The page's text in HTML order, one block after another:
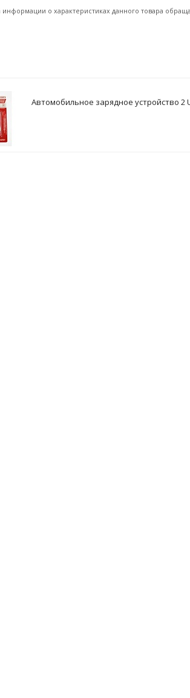
о характеристиках данного товара
Автомобильное зарядное устройство 2